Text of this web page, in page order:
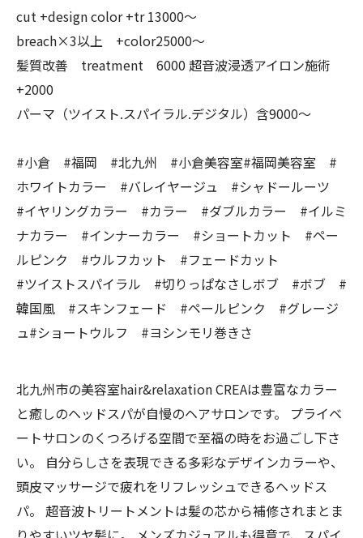
cut +design color +tr 13000〜
breach×3以上 +color25000〜
髪質改善 treatment 6000 超音波浸透アイロン施術
+2000
パーマ（ツイスト.スパイラル.デジタル）含9000〜
#小倉 #福岡 #北九州 #小倉美容室#福岡美容室 #
ホワイトカラー #バレイヤージュ #シャドールーツ
#イヤリングカラー #カラー #ダブルカラー #イルミ
ナカラー #インナーカラー #ショートカット #ペー
ルピンク #ウルフカット #フェードカット
#ツイストスパイラル #切りっぱなさしボブ #ボブ #
韓国風 #スキンフェード #ペールピンク #グレージ
ュ#ショートウルフ #ヨシンモリ巻きさ
北九州市の美容室hair&relaxation CREAは豊富なカラー
と癒しのヘッドスパが自慢のヘアサロンです。 プライベ
ートサロンのくつろげる空間で至福の時をお過ごし下さ
い。 自分らしさを表現できる多彩なデザインカラーや、
頭皮マッサージで疲れをリフレッシュできるヘッドス
パ。 超音波トリートメントは髪の芯から補修されまとま